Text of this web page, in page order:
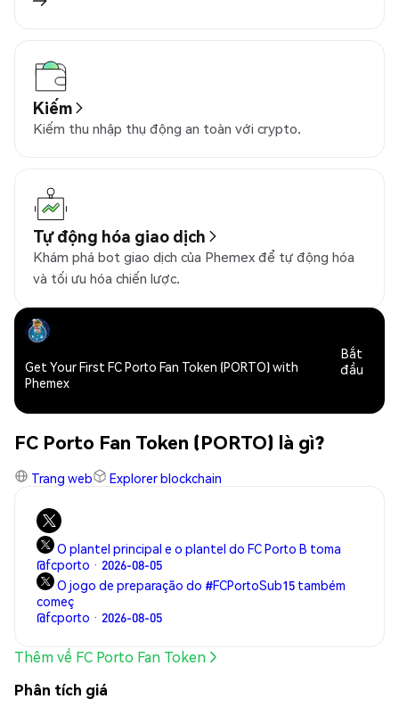
Kiếm
Kiếm thu nhập thụ động an toàn với crypto.
Tự động hóa giao dịch
Khám phá bot giao dịch của Phemex để tự động hóa
và tối ưu hóa chiến lược.
Get Your First FC Porto Fan Token (PORTO) with
Phemex
Bắt
đầu
FC Porto Fan Token (PORTO) là gì?
Trang web Explorer blockchain
O plantel principal e o plantel do FC Porto B toma
@fcporto · 2026-08-05
O jogo de preparação do #FCPortoSub15 também
começ
@fcporto · 2026-08-05
Thêm về FC Porto Fan Token
Phân tích giá